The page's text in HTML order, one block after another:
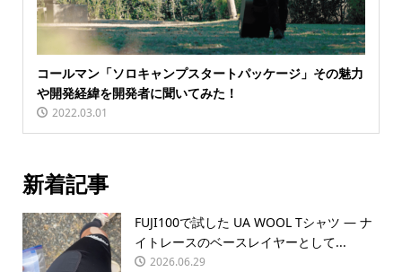
コールマン「ソロキャンプスタートパッケージ」その魅力
や開発経緯を開発者に聞いてみた！
2022.03.01
新着記事
FUJI100で試した UA WOOL Tシャツ — ナ
イトレースのベースレイヤーとして...
2026.06.29